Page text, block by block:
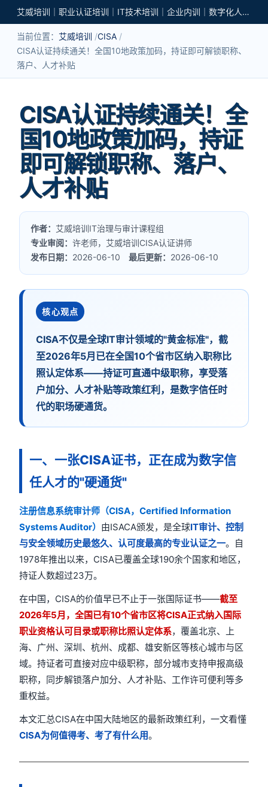
艾威培训｜职业认证培训｜IT技术培训｜企业内训｜数字化人才培养
当前位置： 艾威培训 CISA
CISA认证持续通关！全国10地政策加码，持证即可解锁职称、
落户、人才补贴
CISA认证持续通关！全
国10地政策加码，持证
即可解锁职称、落户、
人才补贴
作者： 艾威培训IT治理与审计课程组
专业审阅：许老师，艾威培训CISA认证讲师
发布日期： 2026-06-10最后更新： 2026-06-10
核心观点
CISA不仅是全球IT审计领域的"黄金标准"，截
至2026年5月已在全国10个省市区纳入职称比
照认定体系——持证可直通中级职称，享受落
户加分、人才补贴等政策红利，是数字信任时
代的职场硬通货。
一、一张CISA证书，正在成为数字信
任人才的"硬通货"
注册信息系统审计师（CISA，Certified Information
Systems Auditor） 由ISACA颁发，是全球IT审计、控制
与安全领域历史最悠久、认可度最高的专业认证之一。自
1978年推出以来，CISA已覆盖全球190余个国家和地区，
持证人数超过23万。
在中国，CISA的价值早已不止于一张国际证书——截至
2026年5月，全国已有10个省市区将CISA正式纳入国际
职业资格认可目录或职称比照认定体系，覆盖北京、上
海、广州、深圳、杭州、成都、雄安新区等核心城市与区
域。持证者可直接对应中级职称，部分城市支持申报高级
职称，同步解锁落户加分、人才补贴、工作许可便利等多
重权益。
本文汇总CISA在中国大陆地区的最新政策红利，一文看懂
CISA为何值得考、考了有什么用。